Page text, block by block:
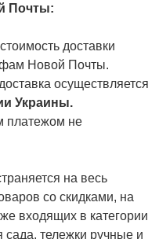
Почты:
доставки
Новой Почты.
осуществляется
Украины.
платежом не
на весь
со скидками, на
входящих в категории
сада, тележки ручные и